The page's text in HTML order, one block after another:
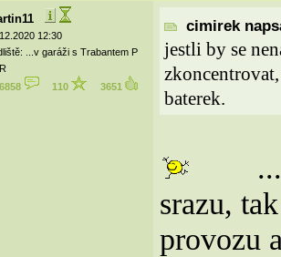
12:30
...v garáži s Trabantem P
6858
110 3651
cimirek
jestli by se
baterek.
srazu,
provozu